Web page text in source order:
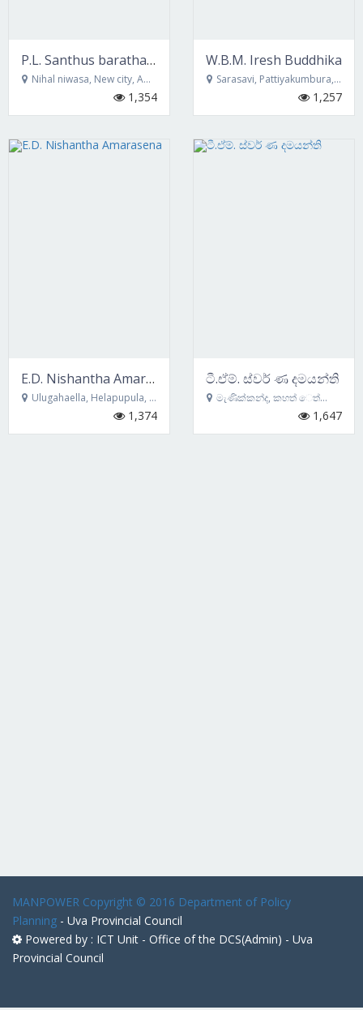
P.L. Santhus baratha puspa kumara
Nihal niwasa, New city, Ambagasdowa
1,354
W.B.M. Iresh Buddhika
Sarasavi, Pattiyakumbura, Ella
1,257
E.D. Nishantha Amarasena
Ulugahaella, Helapupula, Ella, ballakatuwa
1,374
ටී.ඒම්. ස්වර් ණ දමයන්ති
මැණික්කන්ද, කහත් ෙත් ෙවල, බණ්ඩාරෙවල
1,647
MANPOWER Copyright © 2016 Department of Policy
Planning - Uva Provincial Council
Powered by : ICT Unit - Office of the DCS(Admin) - Uva
Provincial Council